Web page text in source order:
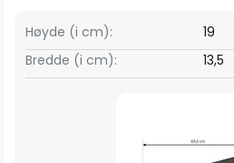
Bredde (i cm): 13,5
Høyde (i cm): 19